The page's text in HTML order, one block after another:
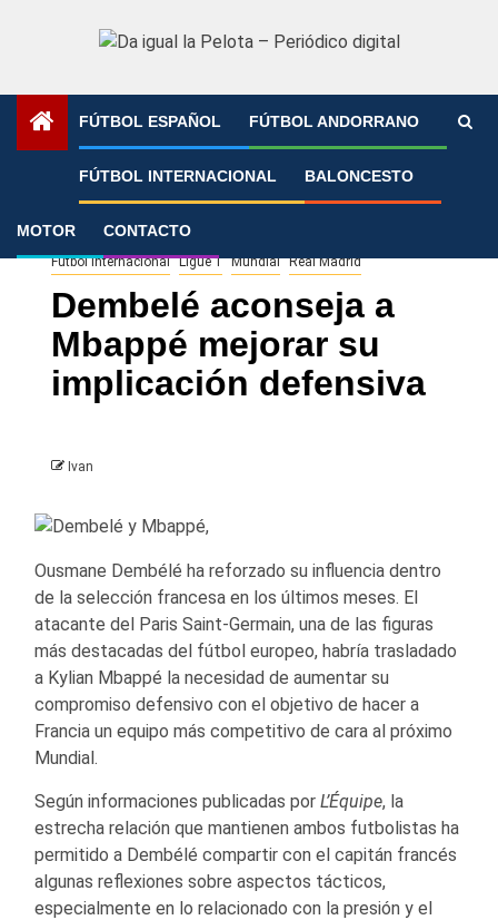
FÚTBOL ESPAÑOL FÚTBOL ANDORRANO
FÚTBOL INTERNACIONAL BALONCESTO
MOTOR CONTACTO
»
Fútbol Internacional Ligue 1 Mundial Real Madrid
Dembelé aconseja a
Mbappé mejorar su
implicación defensiva
Ivan
Ousmane Dembélé ha reforzado su influencia dentro
de la selección francesa en los últimos meses. El
atacante del Paris Saint-Germain, una de las figuras
más destacadas del fútbol europeo, habría trasladado
a Kylian Mbappé la necesidad de aumentar su
compromiso defensivo con el objetivo de hacer a
Francia un equipo más competitivo de cara al próximo
Mundial.
Según informaciones publicadas por L’Équipe, la
estrecha relación que mantienen ambos futbolistas ha
permitido a Dembélé compartir con el capitán francés
algunas reflexiones sobre aspectos tácticos,
especialmente en lo relacionado con la presión y el